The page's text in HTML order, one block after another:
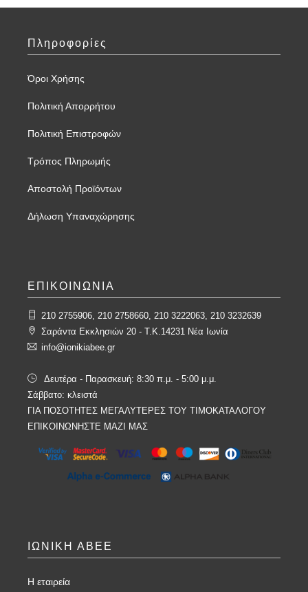
Πληροφορίες
Όροι Χρήσης
Πολιτική Απορρήτου
Πολιτική Επιστροφών
Τρόπος Πληρωμής
Αποστολή Προϊόντων
Δήλωση Υπαναχώρησης
ΕΠΙΚΟΙΝΩΝΙΑ
210 2755906, 210 2758660, 210 3222063, 210 3232639
Σαράντα Εκκλησιών 20 - T.K.14231 Νέα Ιωνία
info@ionikiabee.gr
Δευτέρα - Παρασκευή: 8:30 π.μ. - 5:00 μ.μ.
Σάββατο: κλειστά
ΓΙΑ ΠΟΣΟΤΗΤΕΣ ΜΕΓΑΛΥΤΕΡΕΣ ΤΟΥ ΤΙΜΟΚΑΤΑΛΟΓΟΥ
ΕΠΙΚΟΙΝΩΝΗΣΤΕ ΜΑΖΙ ΜΑΣ
ΙΩΝΙΚΗ ΑΒΕΕ
Η εταιρεία